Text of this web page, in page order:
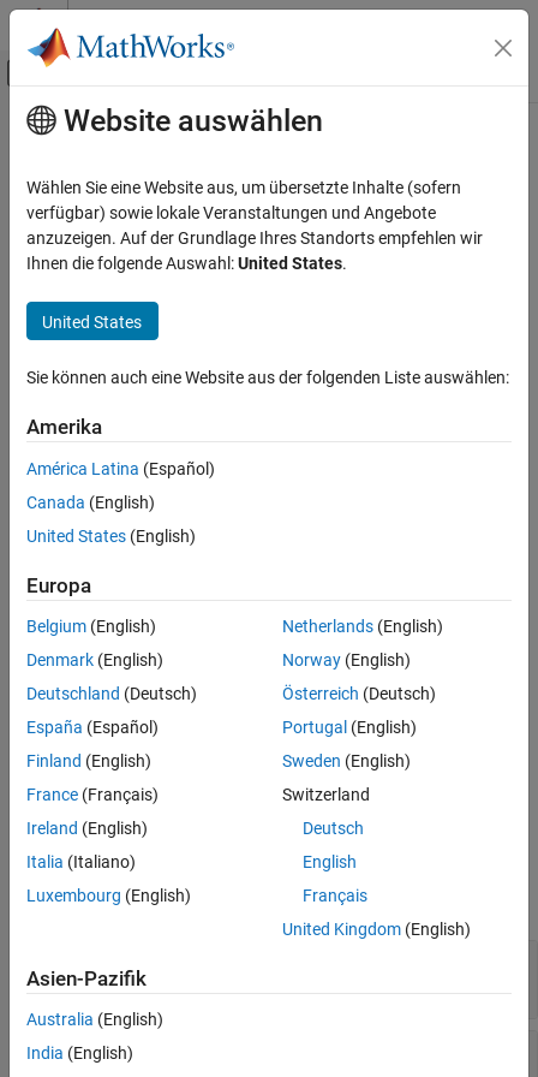
Weiter zum Inhalt
Umschaltung für Off-Canvas-
Startseite der Dokumentation
Robotics and Autonomous Systems
Sensor Fusion and Tracking Toolbox
Inertial Sensor Fusion
insCFOptions
Creation
Properties
Examples
Extended Capabilities
Version History
Hauptinhalt
insCFOptions
Options for configuration ofinsCFobject
Since R2026a
expand all in page
Description
options = insCFOptions
options = insCFOptions(PropertyName=Value)
Description
options
default property values.
options= insCFOptions( PropertyName=Value)set properties
ReferenceFrame="ENU" sets the reference frame used in the
object as the east-north-up (ENU) frame. Unspecified properties
have default values.
example
Properties
expand all
"double"
ReferenceFrame
Website auswählen
Wählen Sie eine Website aus, um übersetzte Inhalte (sofern
verfügbar) sowie lokale Veranstaltungen und Angebote
anzuzeigen. Auf der Grundlage Ihres Standorts empfehlen wir
Ihnen die folgende Auswahl:United States.
United States
Sie können auch eine Website aus der folgenden Liste auswählen:
Amerika
América Latina (Español)
Canada (English)
United States (English)
Europa
Belgium (English)
Denmark (English)
Deutschland (Deutsch)
España (Español)
Finland (English)
France (Français)
Ireland (English)
Italia (Italiano)
Luxembourg (English)
Netherlands(English)
Norway(English)
Österreich (Deutsch)
Portugal (English)
Sweden (English)
Switzerland
Deutsch
English
Français
United Kingdom(English)
Asien-Pazifik
Australia (English)
India (English)